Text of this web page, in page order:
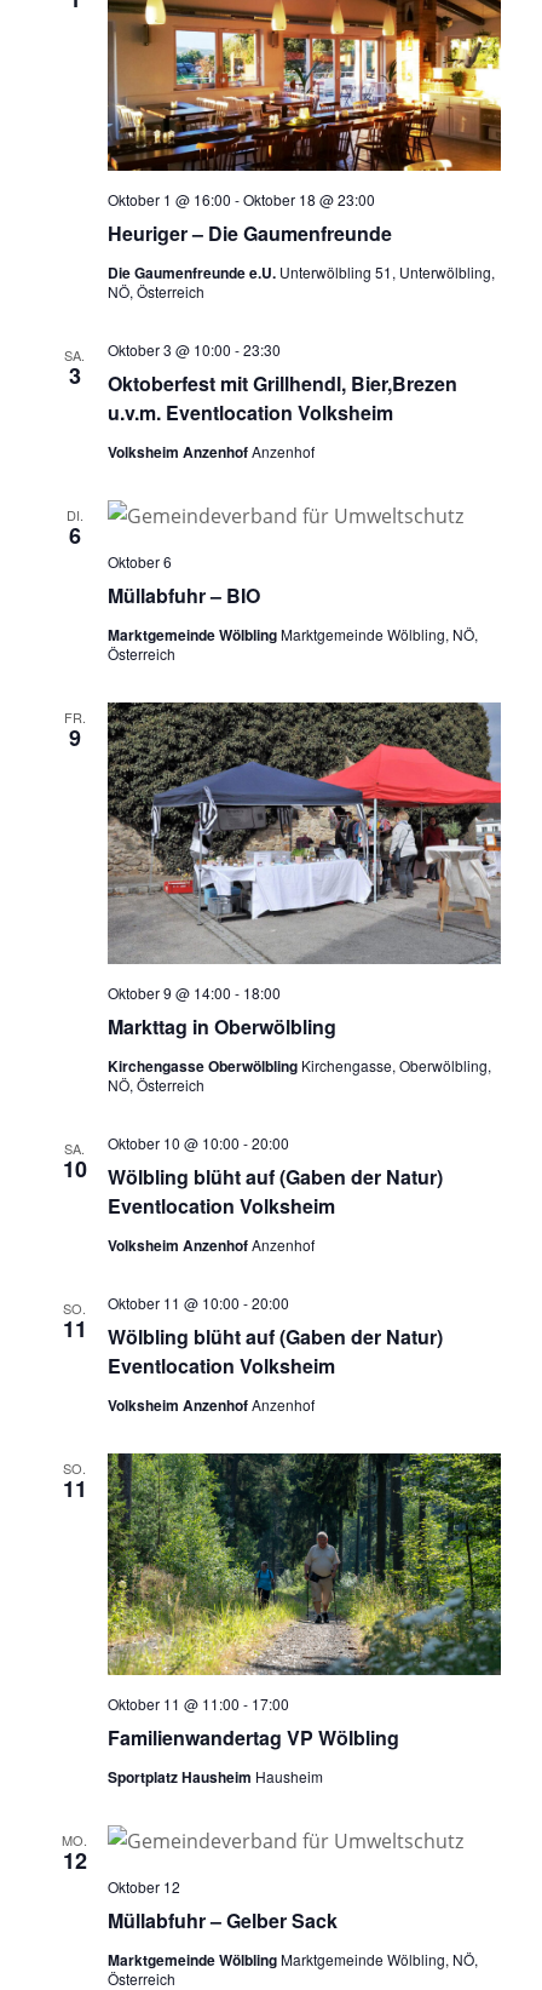
Heuriger – Die Gaumenfreunde
Oktober 1 @ 16:00 -Oktober 18 @ 23:00
Die Gaumenfreunde e.U. Unterwölbling 51, Unterwölbling,
NÖ, Österreich
SA.
3
Oktoberfest mit Grillhendl, Bier,Brezen
u.v.m. Eventlocation Volksheim
Oktober 3 @ 10:00 -23:30
Volksheim AnzenhofAnzenhof
DI.
6
Müllabfuhr – BIO
Oktober 6
Marktgemeinde WölblingMarktgemeinde Wölbling, NÖ,
Österreich
FR.
9
Markttag in Oberwölbling
Oktober 9 @ 14:00 - 18:00
Kirchengasse Oberwölbling Kirchengasse, Oberwölbling,
NÖ, Österreich
SA.
10
Wölbling blüht auf (Gaben der Natur)
Eventlocation Volksheim
Oktober 10 @ 10:00 -20:00
Volksheim AnzenhofAnzenhof
SO.
11
Wölbling blüht auf (Gaben der Natur)
Eventlocation Volksheim
Oktober 11 @ 10:00 -20:00
Volksheim AnzenhofAnzenhof
SO.
11
Familienwandertag VP Wölbling
Oktober 11 @ 11:00 - 17:00
Sportplatz Hausheim Hausheim
MO.
12
Müllabfuhr – Gelber Sack
Oktober 12
Marktgemeinde WölblingMarktgemeinde Wölbling, NÖ,
Österreich